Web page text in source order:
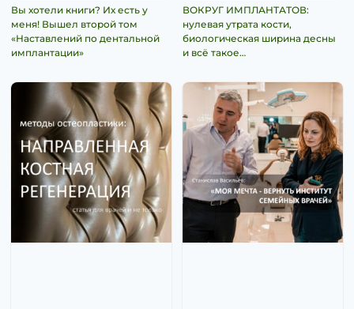
Вы хотели книги? Их есть у
меня! Вышел второй том
«Наставлений по дентальной
имплантации»
ВОКРУГ ИМПЛАНТАТОВ:
нулевая утрата кости,
биологическая ширина десны
и всё такое…